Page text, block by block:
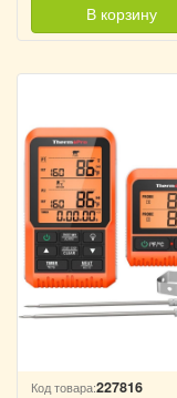
В корзину
Код товара:227816